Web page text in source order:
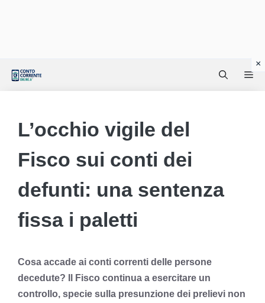
L’occhio vigile del
Fisco sui conti dei
defunti: una sentenza
fissa i paletti
Cosa accade ai conti correnti delle persone
decedute? Il Fisco continua a esercitare un
controllo, specie sulla presunzione dei prelievi non